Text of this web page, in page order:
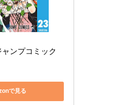
ンプコミック
で見る